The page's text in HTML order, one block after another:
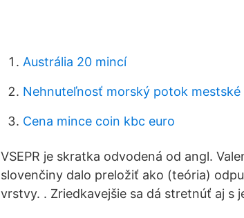
Austrália 20 mincí
Nehnuteľnosť morský potok mestské
Cena mince coin kbc euro
VSEPR je skratka odvodená od angl.
slovenčiny dalo preložiť ako (teória)
vrstvy. . Zriedkavejšie sa dá stretnúť aj s